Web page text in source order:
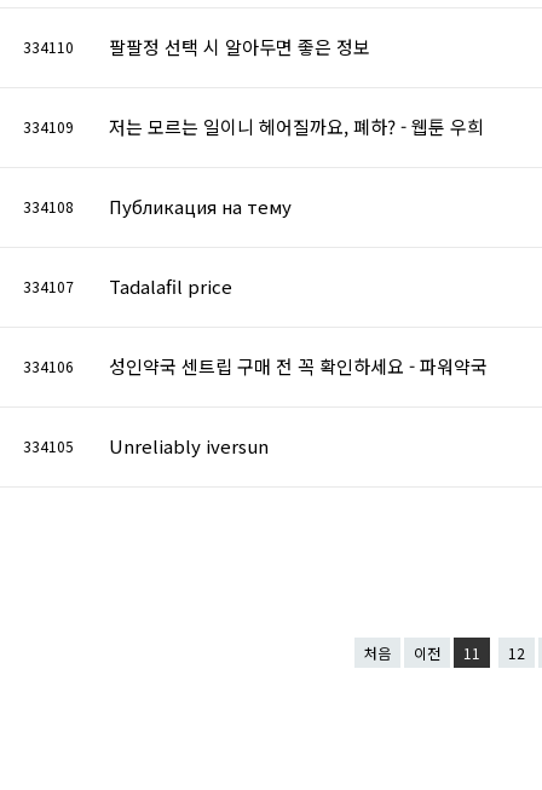
334110 팔팔정 선택 시 알아두면 좋은 정보
334109 저는 모르는 일이니 헤어질까요, 폐하? - 웹툰 우희
334108 Публикация на тему
334107 Tadalafil price
334106 성인약국 센트립 구매 전 꼭 확인하세요 - 파워약국
334105 Unreliably iversun
처음 이전 11 12